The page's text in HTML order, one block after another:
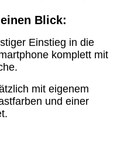
Blick:
Einstieg in die
komplett mit
mit eigenem
und einer